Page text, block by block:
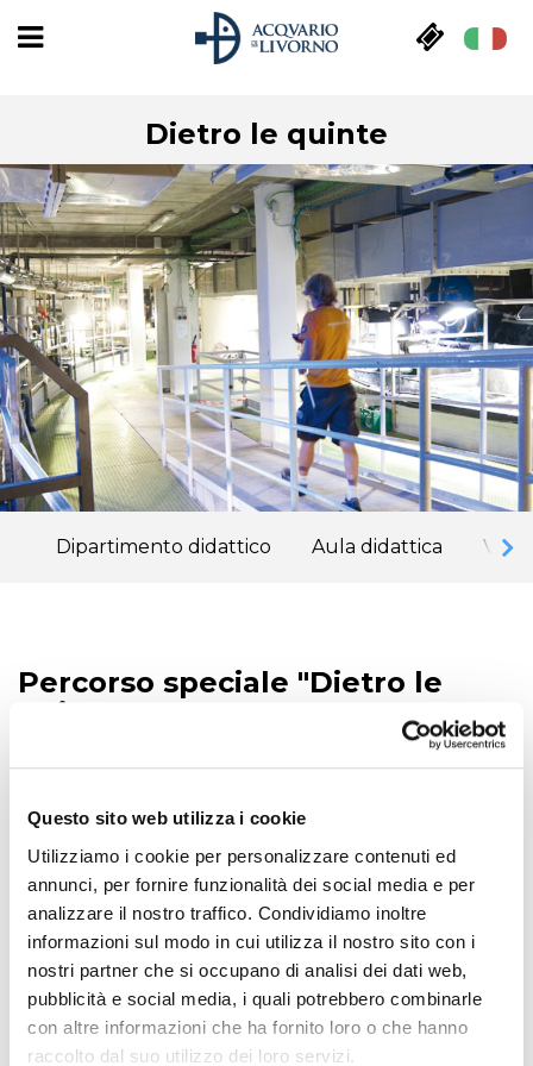
Questo sito web utilizza i cookie
Utilizziamo i cookie per personalizzare contenuti ed
annunci, per fornire funzionalità dei social media e per
analizzare il nostro traffico. Condividiamo inoltre
informazioni sul modo in cui utilizza il nostro sito con i
nostri partner che si occupano di analisi dei dati web,
pubblicità e social media, i quali potrebbero combinarle
con altre informazioni che ha fornito loro o che hanno
raccolto dal suo utilizzo dei loro servizi.
Dietro le quinte
Dipartimento didattico Aula didattica
Percorso speciale "Dietro le
quinte"
Target: Scuole Primarie e Scuole secondarie di I° e
partecipanti: 15 paganti
Una visita esclusiva per scoprire “L’Altro
Acquario”, posto dietro alle vasche espositive,
fatto di vasche, filtri, laboratori e macchinari
complessi. L’Acquario infatti oltre alle vasche che si
vedono, è composto da altri elementi fondamentali
per il suo funzionamento come i sistemi di
filtrazione, le vasche di quarantena, il laboratorio di
analisi e tanto altro. Tutto ciò per garantire non solo